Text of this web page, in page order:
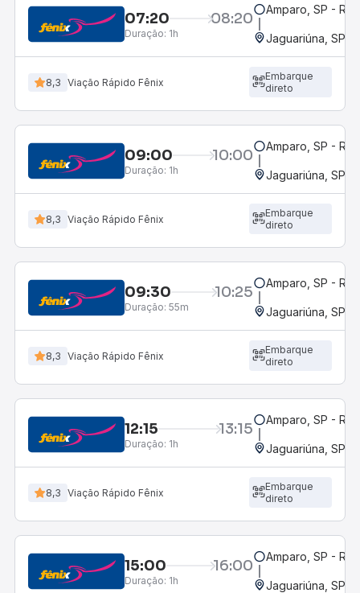
07:20 08:20
Duração: 1h
Amparo, SP -
Jaguariúna, SP
8,3 Viação Rápido Fênix
Embarque
direto
09:00 10:00
Duração: 1h
Amparo, SP -
Jaguariúna, SP
8,3 Viação Rápido Fênix
Embarque
direto
09:30 10:25
Duração: 55m
Amparo, SP -
Jaguariúna, SP
8,3 Viação Rápido Fênix
Embarque
direto
12:15 13:15
Duração: 1h
Amparo, SP -
Jaguariúna, SP
8,3 Viação Rápido Fênix
Embarque
direto
15:00 16:00
Duração: 1h
Amparo, SP -
Jaguariúna, SP